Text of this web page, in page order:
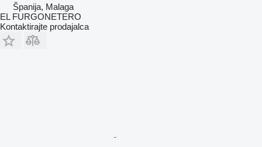
Španija, Malaga
EL FURGONETERO
Kontaktirajte prodajalca